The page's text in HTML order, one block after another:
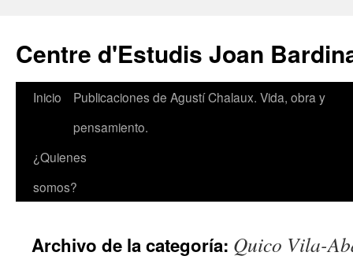
contenido
Centre d'Estudis Joan
Inicio
Publicaciones de Agustí Chalaux. Vida, obra y
pensamiento.
¿Quienes
somos?
Archivo de la categoría: Quico Vila-